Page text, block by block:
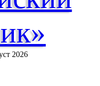
2026